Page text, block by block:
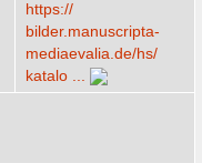
https:/​/​
bilder.manuscripta-
mediaevalia.de/​hs/​
katalo ...